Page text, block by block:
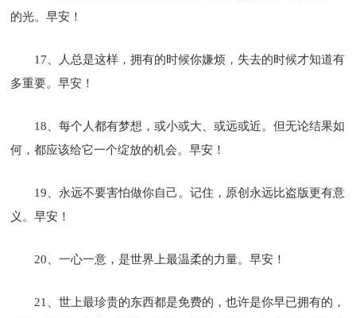
的光。早安！
17、人总是这样，拥有的时候你嫌烦，失去的时候才知道有
多重要。早安！
18、每个人都有梦想，或小或大、或远或近。但无论结果如
何，都应该给它一个绽放的机会。早安！
19、永远不要害怕做你自己。记住，原创永远比盗版更有意
义。早安！
20、一心一意，是世界上最温柔的力量。早安！
21、世上最珍贵的东西都是免费的，也许是你早已拥有的，